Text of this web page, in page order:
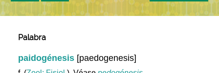
Palabra
paidogénesis [paedogenesis]